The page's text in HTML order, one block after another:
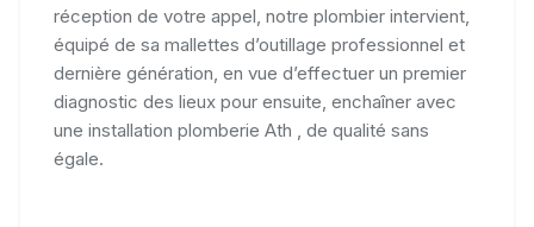
réception de votre appel, notre plombier intervient,
équipé de sa mallettes d’outillage professionnel et
dernière génération, en vue d’effectuer un premier
diagnostic des lieux pour ensuite, enchaîner avec
une installation plomberie Ath , de qualité sans
égale.